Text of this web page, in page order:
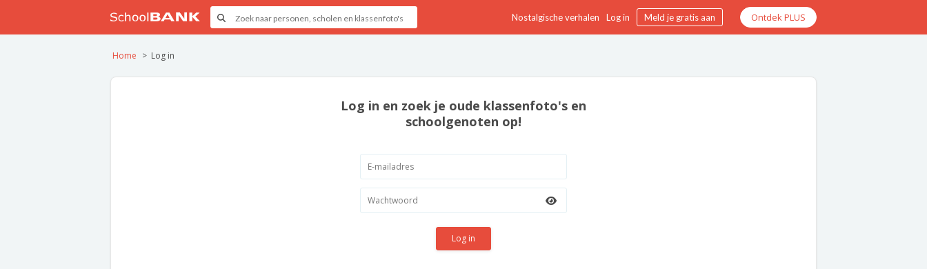
Nostalgische verhalen Log in Meld je gratis aan Ontdek PLUS
Home Log in
Log in en zoek je oude klassenfoto's en
schoolgenoten op!
Log in